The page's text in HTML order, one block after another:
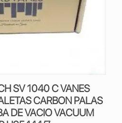
SV 1040 C VANES
CARBON PALAS
DE VACIO VACUUM